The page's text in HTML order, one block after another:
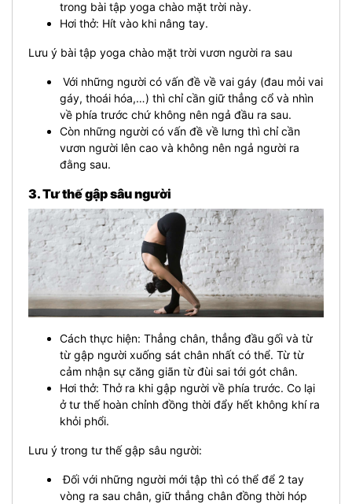
trong bài tập yoga chào mặt trời này.
Hơi thở: Hít vào khi nâng tay.
Lưu ý bài tập yoga chào mặt trời vươn người ra sau
Với những người có vấn đề về vai gáy (đau mỏi vai
gáy, thoái hóa,…) thì chỉ cần giữ thẳng cổ và nhìn
về phía trước chứ không nên ngả đầu ra sau.
Còn những người có vấn đề về lưng thì chỉ cần
vươn người lên cao và không nên ngả người ra
đằng sau.
3. Tư thế gập sâu người
Cách thực hiện: Thẳng chân, thẳng đầu gối và từ
từ gập người xuống sát chân nhất có thể. Từ từ
cảm nhận sự căng giãn từ đùi sai tới gót chân.
Hơi thở: Thở ra khi gập người về phía trước. Co lại
ở tư thế hoàn chỉnh đồng thời đẩy hết không khí ra
khỏi phổi.
Lưu ý trong tư thế gập sâu người:
Đối với những người mới tập thì có thể để 2 tay
vòng ra sau chân, giữ thẳng chân đồng thời hóp